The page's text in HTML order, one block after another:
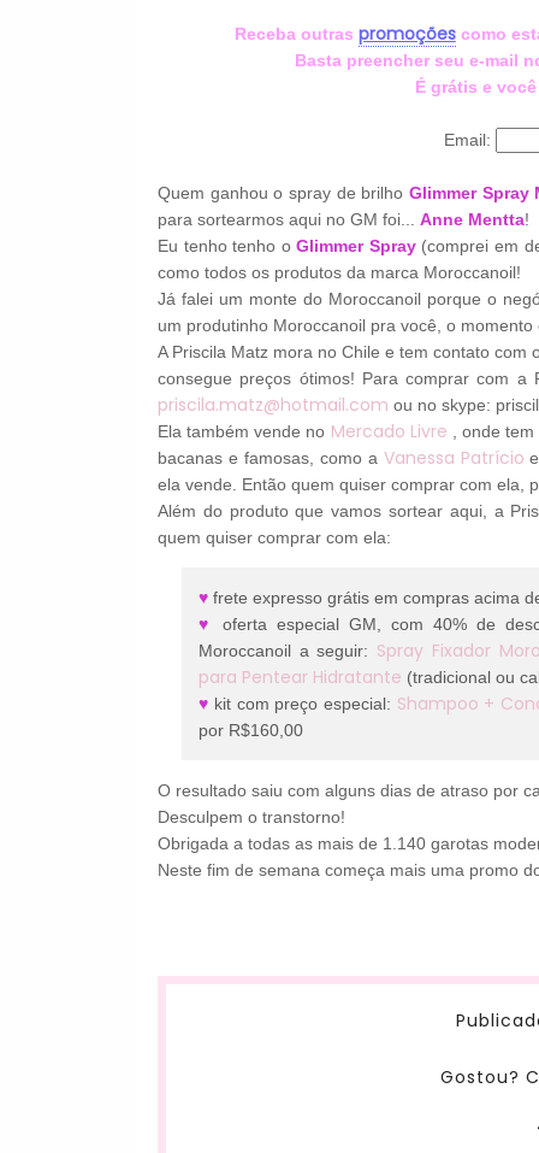
Receba outras promoçõescomo
Basta preencher seu e-mail
É grátis e
Email:
Quem ganhou o spray de brilho Glimmer Spray
para sortearmos aqui no GM foi...Anne Mentta!
Eu tenho tenho oGlimmer Spray(comprei em
como todos os produtos da marca Moroccanoil!
Já falei um monte do Moroccanoil porque o
um produtinho Moroccanoil pra você, o momento
A Priscila Matz mora no Chile e tem contato
consegue preços ótimos! Para comprar com
priscila.matz@hotmail.com ou no skype:
Ela também vende no Mercado Livre , onde
bacanas e famosas, como a Vanessa Patrício
ela vende. Então quem quiser comprar com ela,
Além do produto que vamos sortear aqui, a
quem quiser comprar com ela:
♥ frete expresso grátis em compras acima
♥
oferta especial GM, com 40% de
Moroccanoil a seguir: Spray Fixador
para Pentear Hidratante (tradicional ou
♥ kit com preço especial: Shampoo +
por R$160,00
O resultado saiu com alguns dias de atraso por
Desculpem o transtorno!
Obrigada a todas as mais de 1.140 garotas
Neste fim de semana começa mais uma promo
Gostou?